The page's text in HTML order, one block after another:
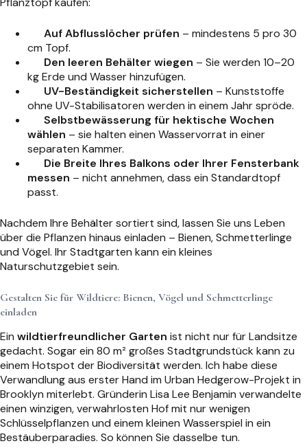
Auf Abflusslöcher prüfen – mindestens 5 pro 30
cm Topf.
Den leeren Behälter wiegen – Sie werden 10–20
kg Erde und Wasser hinzufügen.
UV-Beständigkeit sicherstellen – Kunststoffe
ohne UV-Stabilisatoren werden in einem Jahr spröde.
Selbstbewässerung für hektische Wochen
wählen – sie halten einen Wasservorrat in einer
separaten Kammer.
Die Breite Ihres Balkons oder Ihrer Fensterbank
messen – nicht annehmen, dass ein Standardtopf
passt.
Nachdem Ihre Behälter sortiert sind, lassen Sie uns Leben
über die Pflanzen hinaus einladen – Bienen, Schmetterlinge
und Vögel. Ihr Stadtgarten kann ein kleines
Naturschutzgebiet sein.
Gestalten Sie für Wildtiere: Bienen, Vögel und Schmetterlinge
einladen
Ein wildtierfreundlicher Garten ist nicht nur für Landsitze
gedacht. Sogar ein 80 m² großes Stadtgrundstück kann zu
einem Hotspot der Biodiversität werden. Ich habe diese
Verwandlung aus erster Hand im Urban Hedgerow-Projekt in
Brooklyn miterlebt. Gründerin Lisa Lee Benjamin verwandelte
einen winzigen, verwahrlosten Hof mit nur wenigen
Schlüsselpflanzen und einem kleinen Wasserspiel in ein
Bestäuberparadies. So können Sie dasselbe tun.